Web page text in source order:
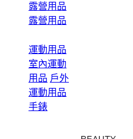
露營用品
露營用品
運動用品
室內運動
用品 戶外
運動用品
手錶